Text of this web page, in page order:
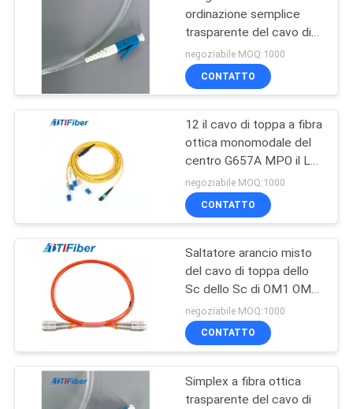
ottica
Fibra ottica
Attenuatore
39
Fibra ottica Splitter
ordinazione semplice
trasparente del cavo di
toppa della fibra del
connettore MP di LC
negoziabile MOQ:1000
CONTATTO
12 il cavo di toppa a fibra
ottica monomodale del
centro G657A MPO il LC
OFNR smazza fuori
negoziabile MOQ:1000
CONTATTO
Saltatore arancio misto
del cavo di toppa dello
Sc dello Sc di OM1 OM2
0.9mm 2.0mm 3.0mm
negoziabile MOQ:1000
CONTATTO
Simplex a fibra ottica
trasparente del cavo di